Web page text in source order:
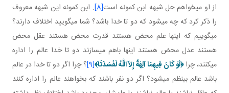
از او مي خواهم حل شبهه ابن کمونه است[8] . ابن کمونه اين شبهه معروف
را ذکر کرد که چه مي شود که دو تا خدا باشد؟ شما مي گوييد اختلاف دارند؟
مي گوييم که اينها علم محض هستند قدرت محض هستند عقل محض
هستند عدل محض هستند اينها باهم مي سازند دو تا خدا عالم را اداره
مي کنند، چرا﴿لَوْ كَانَ فِيهِمَا آلِهَةٌ إِلاّ اللَّهُ لَفَسَدَتَا﴾[9] ؟ چرا اگر دو تا خدا در عالم
باشد عالم بي نظم مي شود؟ اگر دو نفر باشند که بخواهند عالم را اداره کنند